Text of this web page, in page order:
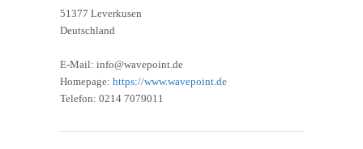
51377 Leverkusen
Deutschland
E-Mail: info@wavepoint.de
Homepage: https://www.wavepoint.de
Telefon: 0214 7079011